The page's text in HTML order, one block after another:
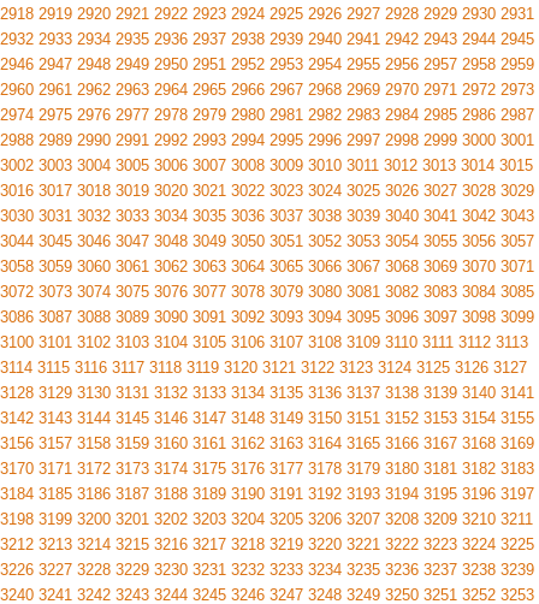
2918 2919 2920 2921 2922 2923 2924 2925 2926 2927 2928 2929 2930 2931
2932 2933 2934 2935 2936 2937 2938 2939 2940 2941 2942 2943 2944 2945
2946 2947 2948 2949 2950 2951 2952 2953 2954 2955 2956 2957 2958 2959
2960 2961 2962 2963 2964 2965 2966 2967 2968 2969 2970 2971 2972 2973
2974 2975 2976 2977 2978 2979 2980 2981 2982 2983 2984 2985 2986 2987
2988 2989 2990 2991 2992 2993 2994 2995 2996 2997 2998 2999 3000 3001
3002 3003 3004 3005 3006 3007 3008 3009 3010 3011 3012 3013 3014 3015
3016 3017 3018 3019 3020 3021 3022 3023 3024 3025 3026 3027 3028 3029
3030 3031 3032 3033 3034 3035 3036 3037 3038 3039 3040 3041 3042 3043
3044 3045 3046 3047 3048 3049 3050 3051 3052 3053 3054 3055 3056 3057
3058 3059 3060 3061 3062 3063 3064 3065 3066 3067 3068 3069 3070 3071
3072 3073 3074 3075 3076 3077 3078 3079 3080 3081 3082 3083 3084 3085
3086 3087 3088 3089 3090 3091 3092 3093 3094 3095 3096 3097 3098 3099
3100 3101 3102 3103 3104 3105 3106 3107 3108 3109 3110 3111 3112 3113
3114 3115 3116 3117 3118 3119 3120 3121 3122 3123 3124 3125 3126 3127
3128 3129 3130 3131 3132 3133 3134 3135 3136 3137 3138 3139 3140 3141
3142 3143 3144 3145 3146 3147 3148 3149 3150 3151 3152 3153 3154 3155
3156 3157 3158 3159 3160 3161 3162 3163 3164 3165 3166 3167 3168 3169
3170 3171 3172 3173 3174 3175 3176 3177 3178 3179 3180 3181 3182 3183
3184 3185 3186 3187 3188 3189 3190 3191 3192 3193 3194 3195 3196 3197
3198 3199 3200 3201 3202 3203 3204 3205 3206 3207 3208 3209 3210 3211
3212 3213 3214 3215 3216 3217 3218 3219 3220 3221 3222 3223 3224 3225
3226 3227 3228 3229 3230 3231 3232 3233 3234 3235 3236 3237 3238 3239
3240 3241 3242 3243 3244 3245 3246 3247 3248 3249 3250 3251 3252 3253